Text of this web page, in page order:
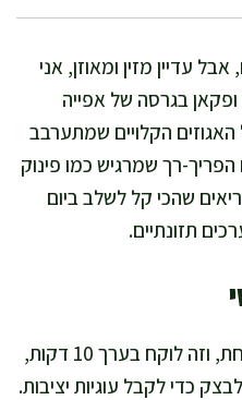
עדיין מזין ומאוזן, אני
ופקאן בגרסה של אפייה
הקלויים שמתערבב
רך שמרגיש כמו פינוק
שהכי קל לשלב ביום
תזונתיים.
אני מכינה את הבצק בקערה אחת, וזה לוקח בערך 10 דקות,
לבצק כדי לקבל עוגיות יציבות.